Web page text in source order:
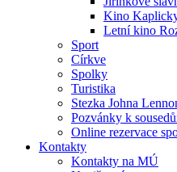
Kino
Letní kino
Sport
Církve
Spolky
Turistika
Stezka Johna
Pozvánky k
Online rezervace
Kontakty
Kontakty na MÚ